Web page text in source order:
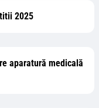
2025
aparatură medicală